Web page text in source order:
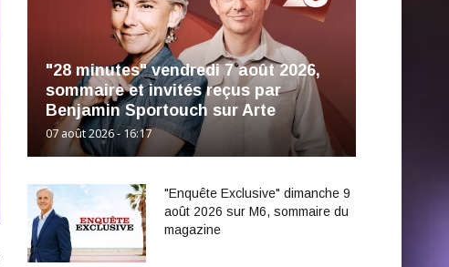
"28 minutes" vendredi 7 août 2026,
sommaire et invités reçus par
Benjamin Sportouch sur Arte
07 août 2026 - 16:17
"Enquête Exclusive" dimanche 9
août 2026 sur M6, sommaire du
magazine